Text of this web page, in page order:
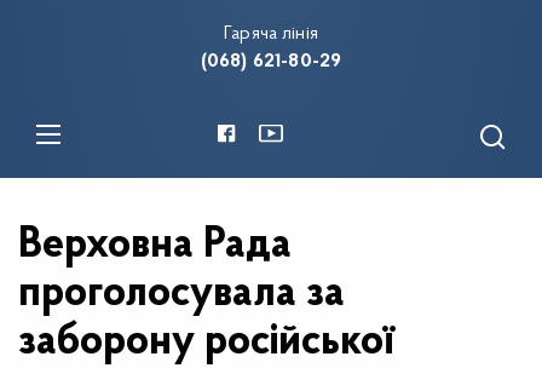
Гаряча лінія
(068) 621-80-29
Верховна Рада
проголосувала за
заборону російської